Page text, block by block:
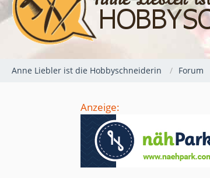
Anne Liebler ist die Hobbyschneiderin Forum
Anzeige: